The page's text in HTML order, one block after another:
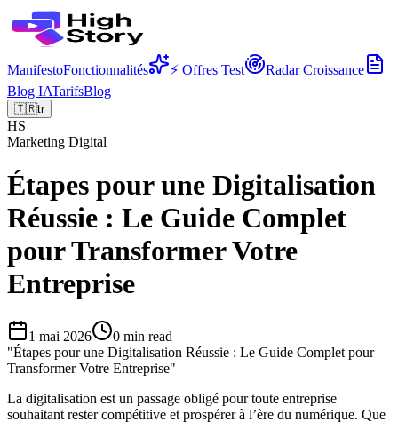
ManifestoFonctionnalités ⚡ Offres Test
Radar Croissance
Blog IATarifsBlog
🇹🇷tr
HS
Marketing Digital
Étapes pour une Digitalisation
Réussie : Le Guide Complet
pour Transformer Votre
Entreprise
1 mai 2026 0 min read
"Étapes pour une Digitalisation Réussie : Le Guide Complet pour
Transformer Votre Entreprise"
La digitalisation est un passage obligé pour toute entreprise
souhaitant rester compétitive et prospérer à l’ère du numérique. Que